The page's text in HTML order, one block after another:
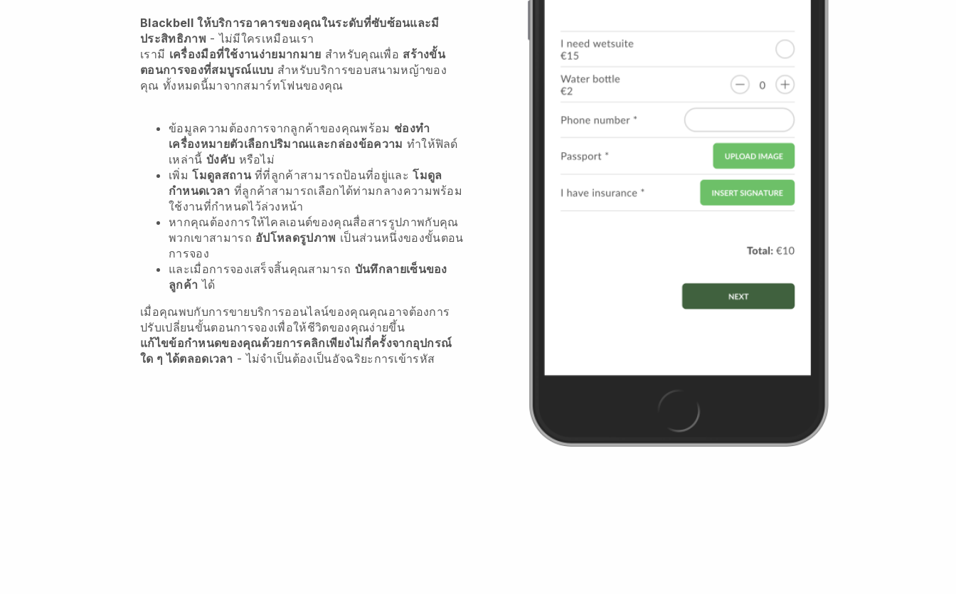
Blackbell ให้บริการอาคารของคุณในระดับที่ซับซ้อนและมี
ประสิทธิภาพ - ไม่มีใครเหมือนเรา
เรามี เครื่องมือที่ใช้งานง่ายมากมาย สำหรับคุณเพื่อ สร้างขั้น
ตอนการจองที่สมบูรณ์แบบ สำหรับบริการขอบสนามหญ้าของ
คุณ ทั้งหมดนี้มาจากสมาร์ทโฟนของคุณ
ข้อมูลความต้องการจากลูกค้าของคุณพร้อม ช่องทำ
เครื่องหมายตัวเลือกปริมาณและกล่องข้อความ ทำให้ฟิลด์
เหล่านี้ บังคับ หรือไม่
เพิ่มโมดูลสถานที่ที่ลูกค้าสามารถป้อนที่อยู่และโมดูล
กำหนดเวลา ที่ลูกค้าสามารถเลือกได้ท่ามกลางความพร้อม
ใช้งานที่กำหนดไว้ล่วงหน้า
หากคุณต้องการให้ไคลเอนต์ของคุณสื่อสารรูปภาพกับคุณ
พวกเขาสามารถ อัปโหลดรูปภาพ เป็นส่วนหนึ่งของขั้นตอน
การจอง
และเมื่อการจองเสร็จสิ้นคุณสามารถ บันทึกลายเซ็นของ
ลูกค้า ได้
เมื่อคุณพบกับการขายบริการออนไลน์ของคุณคุณอาจต้องการ
ปรับเปลี่ยนขั้นตอนการจองเพื่อให้ชีวิตของคุณง่ายขึ้น
แก้ไขข้อกำหนดของคุณด้วยการคลิกเพียงไม่กี่ครั้งจากอุปกรณ์
ใด ๆ ได้ตลอดเวลา - ไม่จำเป็นต้องเป็นอัจฉริยะการเข้ารหัส